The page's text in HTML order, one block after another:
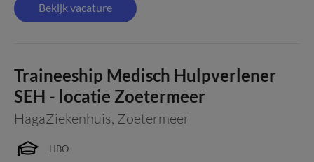
Bekijk vacature
Traineeship Medisch Hulpverlener
SEH - locatie Zoetermeer
HagaZiekenhuis, Zoetermeer
HBO